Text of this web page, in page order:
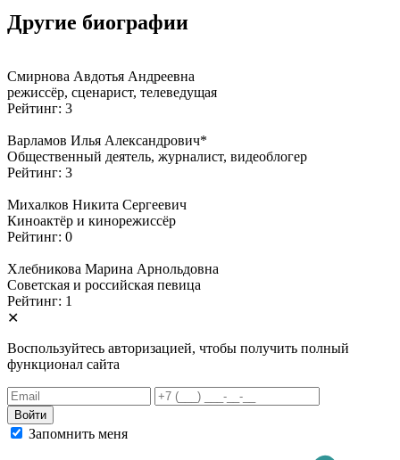
Другие биографии
Смирнова Авдотья Андреевна
режиссёр, сценарист, телеведущая
Рейтинг: 3
Варламов Илья Александрович*
Общественный деятель, журналист, видеоблогер
Рейтинг: 3
Михалков Никита Сергеевич
Киноактёр и кинорежиссёр
Рейтинг: 0
Хлебникова Марина Арнольдовна
Советская и российская певица
Рейтинг: 1
✕
Воспользуйтесь авторизацией, чтобы получить полный
функционал сайта
Запомнить меня